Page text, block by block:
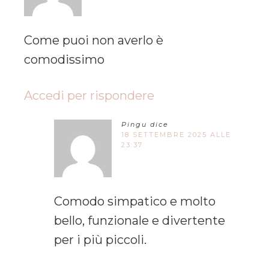
Come puoi non averlo è
comodissimo
Accedi per rispondere
Pingu dice
18 SETTEMBRE 2025 ALLE
23:37
Comodo simpatico e molto
bello, funzionale e divertente
per i più piccoli.